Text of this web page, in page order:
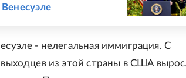
- нелегальная иммиграция. С
из этой страны в США